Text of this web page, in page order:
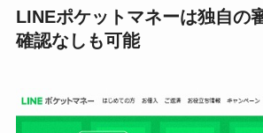
LINEポケットマネーは独自の
確認なしも可能